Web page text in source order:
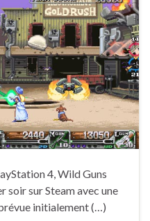
4, Wild Guns
soir sur Steam avec une
initialement (…)